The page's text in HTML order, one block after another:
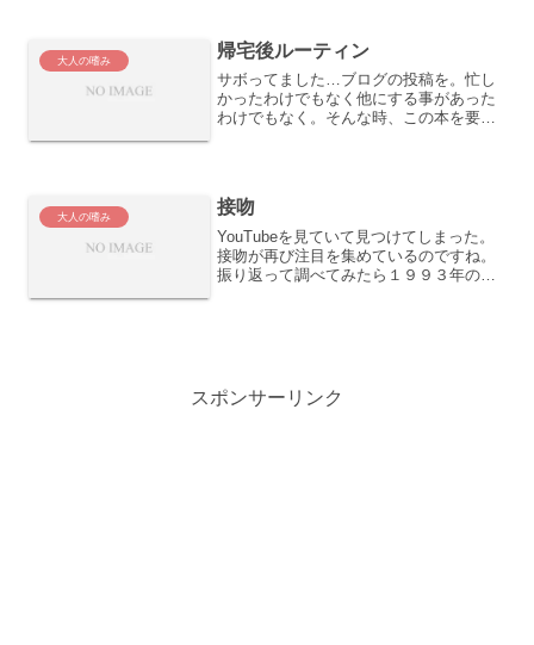
ノを弾く小室哲哉！流石に...
大人の嗜み 帰宅後ルーティン
サボってました…ブログの投稿を。忙し
かったわけでもなく他にする事があった
わけでもなく。そんな時、この本を要約
やる・安定感のあるサラ...
大人の嗜み 接吻
YouTubeを見ていて見つけてしまった。
接吻が再び注目を集めているのですね。
振り返って調べてみたら１９９３年の作
スポンサーリンク